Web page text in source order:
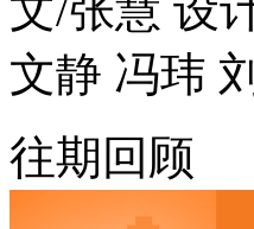
文静 冯玮
往期回顾